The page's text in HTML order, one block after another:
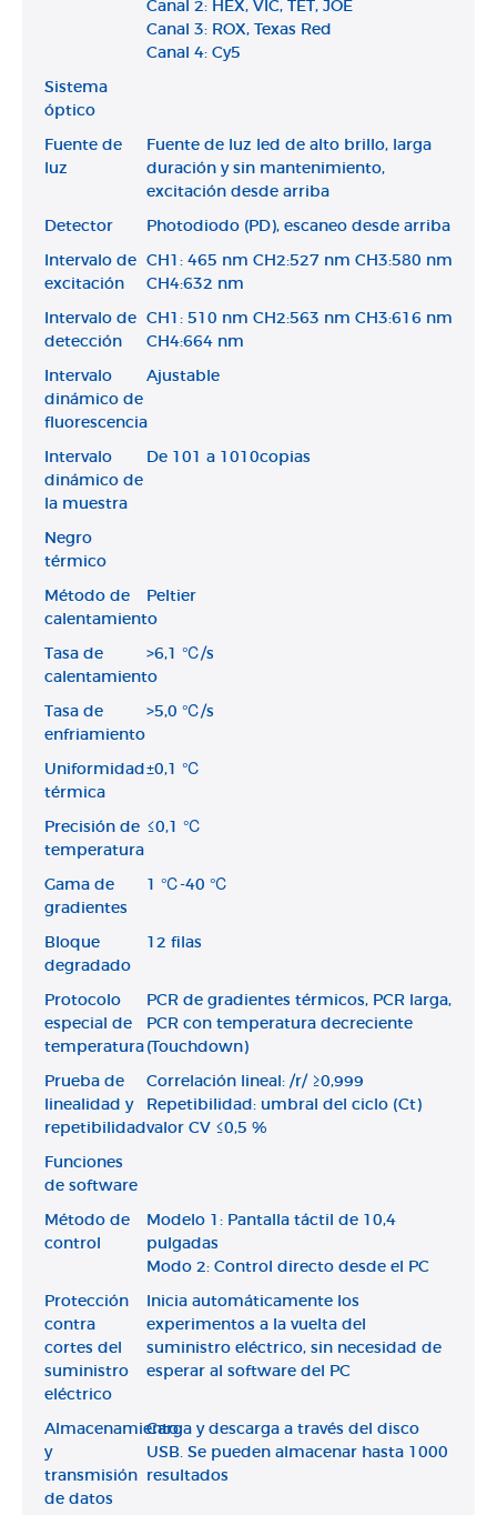
Canal 2: HEX, VIC, TET, JOE
Canal 3: ROX, Texas Red
Canal 4: Cy5
Sistema
óptico
Fuente de
luz
Fuente de luz led de alto brillo, larga
duración y sin mantenimiento,
excitación desde arriba
Detector Photodiodo (PD), escaneo desde arriba
Intervalo de
excitación
CH1: 465 nm CH2:527 nm CH3:580 nm
CH4:632 nm
Intervalo de
detección
CH1: 510 nm CH2:563 nm CH3:616 nm
CH4:664 nm
Intervalo
dinámico de
fluorescencia
Ajustable
Intervalo
dinámico de
la muestra
De 101 a 1010copias
Negro
térmico
Método de
calentamiento
Peltier
Tasa de
calentamiento
>6,1 ℃/s
Tasa de
enfriamiento
>5,0 ℃/s
Uniformidad
térmica
±0,1 ℃
Precisión de
temperatura
≤0,1 ℃
Gama de
gradientes
1 ℃-40 ℃
Bloque
degradado
12 filas
Protocolo
especial de
temperatura
PCR de gradientes térmicos, PCR larga,
PCR con temperatura decreciente
(Touchdown)
Prueba de
linealidad y
repetibilidad
Correlación lineal: /r/ ≥0,999
Repetibilidad: umbral del ciclo (Ct)
valor CV ≤0,5 %
Funciones
de software
Método de
control
Modelo 1: Pantalla táctil de 10,4
pulgadas
Modo 2: Control directo desde el PC
Protección
contra
cortes del
suministro
eléctrico
Inicia automáticamente los
experimentos a la vuelta del
suministro eléctrico, sin necesidad de
esperar al software del PC
Almacenamiento
y
transmisión
de datos
Carga y descarga a través del disco
USB. Se pueden almacenar hasta 1000
resultados